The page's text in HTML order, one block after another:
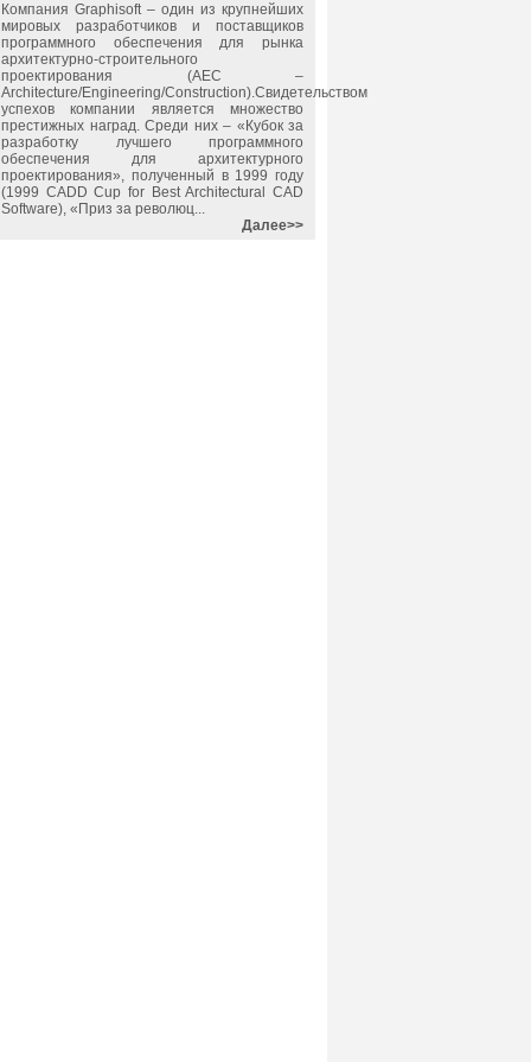
Компания Graphisoft– один из крупнейших
мировых разработчиков и поставщиков
программного обеспечения для рынка
архитектурно-строительного
проектирования (AEC –
Architecture/Engineering/Construction).Свидетельством
успехов компании является множество
престижных наград. Среди них – «Кубок за
разработку лучшего программного
обеспечения для архитектурного
проектирования», полученный в 1999 году
(1999 CADD Cup for Best Architectural CAD
Software), «Приз за революц...
Далее>>